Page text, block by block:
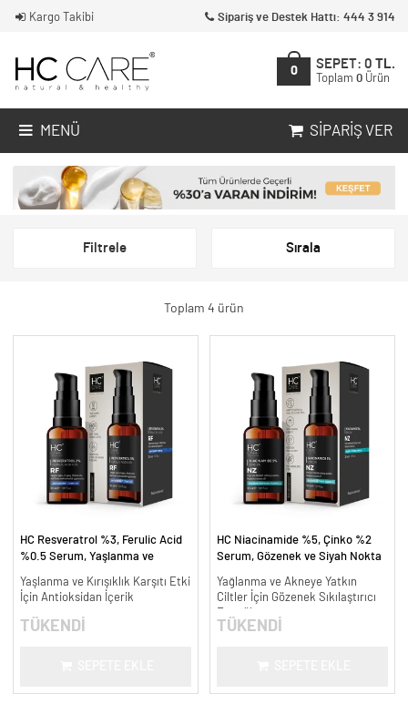
Kargo Takibi Sipariş ve Destek Hattı: 444 3 914
0
SEPET: 0 TL.
Toplam 0 Ürün
MENÜ SIPARIŞ VER
Filtrele Sırala
Toplam 4 ürün
HC Resveratrol %3, Ferulic Acid
%0.5 Serum, Yaşlanma ve
Yaşlanma ve Kırışıklık Karşıtı Etki
İçin Antioksidan İçerik
TÜKENDİ
HC Niacinamide %5, Çinko %2
Serum, Gözenek ve Siyah Nokta
30 ml.
Yağlanma ve Akneye Yatkın
Ciltler İçin Gözenek Sıkılaştırıcı
Formül
TÜKENDİ